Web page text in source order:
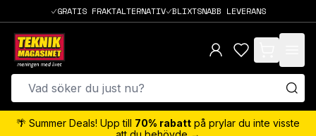
GRATIS FRAKTALTERNATIV BLIXTSNABB LEVERANS
items in cart,
🌴 Summer Deals! Upp till 70% rabatt på prylar du inte visste